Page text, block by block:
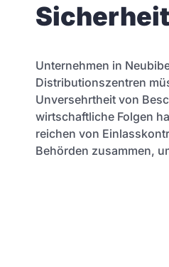
Unternehmen in
Distributionszentren
Unversehrtheit von
wirtschaftliche Folgen
reichen von
Behörden zusammen,